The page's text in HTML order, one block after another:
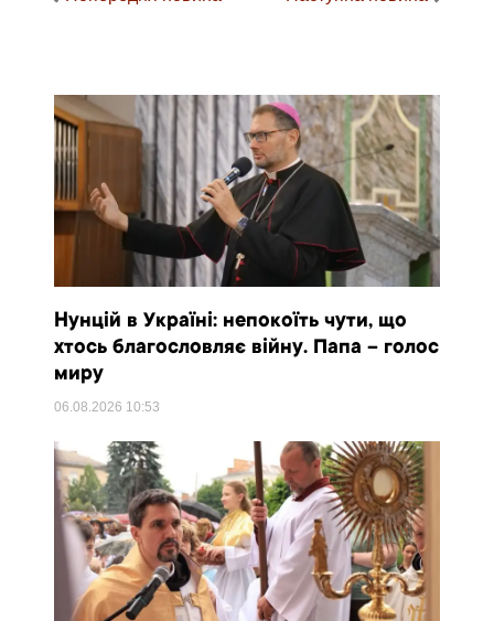
Нунцій в Україні: непокоїть чути, що
хтось благословляє війну. Папа – голос
миру
06.08.2026 10:53